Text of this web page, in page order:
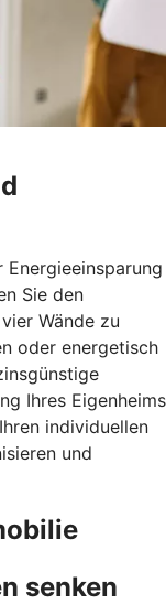
Sie den
Wände zu
oder energetisch
Ihres Eigenheims
individuellen
und
senken